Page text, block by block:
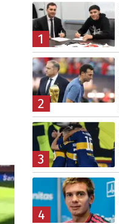
1
2
3
4